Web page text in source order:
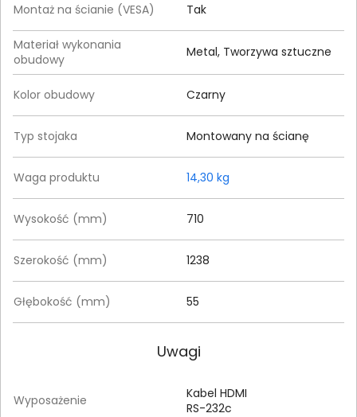
Montaż na ścianie (VESA) Tak
Materiał wykonania
obudowy
Metal, Tworzywa sztuczne
Kolor obudowy Czarny
Typ stojaka Montowany na ścianę
Waga produktu 14,30 kg
Wysokość (mm) 710
Szerokość (mm) 1238
Głębokość (mm) 55
Uwagi
Wyposażenie
Kabel HDMI
RS-232c